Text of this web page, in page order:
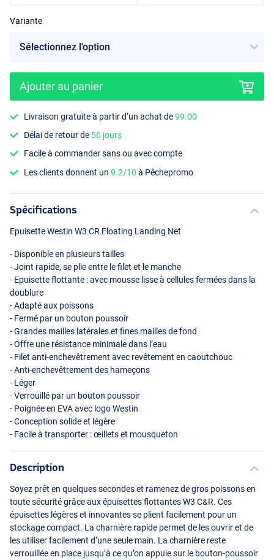
Variante
Ajouter au panier
Livraison gratuite à partir d’un achat de99.00
Délai de retour de 50 jours
Facile à commander sans ou avec compte
Les clients donnent un9.2/10 à Pêchepromo
Spécifications
Epuisette Westin W3 CR Floating Landing Net
- Disponible en plusieurs tailles
- Joint rapide, se plie entre le filet et le manche
- Epuisette flottante : avec mousse lisse à cellules fermées dans la
doublure
- Adapté aux poissons
- Fermé par un bouton poussoir
- Grandes mailles latérales et fines mailles de fond
- Offre une résistance minimale dans l’eau
- Filet anti-enchevêtrement avec revêtement en caoutchouc
- Anti-enchevêtrement des hameçons
- Léger
- Verrouillé par un bouton poussoir
- Poignée en EVAavec logo Westin
- Conception solide et légère
- Facile à transporter : œillets et mousqueton
Description
Soyez prêt en quelques secondes et ramenez de gros poissons en
toute sécurité grâce aux épuisettes flottantes W3 C&R. Ces
épuisettes légères et innovantes se plient facilement pour un
stockage compact. La charnière rapide permet de les ouvrir et de
les utiliser facilement d’une seule main. La charnière reste
verrouillée en place jusqu’à ce qu’on appuie sur le bouton-poussoir